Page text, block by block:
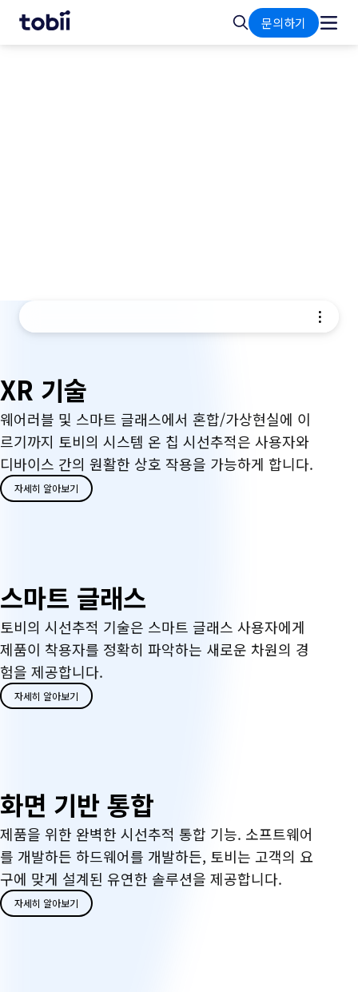
검
색
문의하기
X
R
기
술
XR 기술
웨어러블 및 스마트 글래스에서 혼합/가상현실에 이
르기까지 토비의 시스템 온 칩 시선추적은 사용자와
디바이스 간의 원활한 상호 작용을 가능하게 합니다.
자세히 알아보기
스마트 글래스
토비의 시선추적 기술은 스마트 글래스 사용자에게
제품이 착용자를 정확히 파악하는 새로운 차원의 경
험을 제공합니다.
자세히 알아보기
화
면
기
반
화면 기반 통합
제품을 위한 완벽한 시선추적 통합 기능. 소프트웨어
를 개발하든 하드웨어를 개발하든, 토비는 고객의 요
구에 맞게 설계된 유연한 솔루션을 제공합니다.
자세히 알아보기